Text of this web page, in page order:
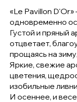
«Le Pavillon
одновременно
Густой и пряный
отцветает,
прощаясь на
Яркие, свежие
цветения,
изобильные
И осеннее, и